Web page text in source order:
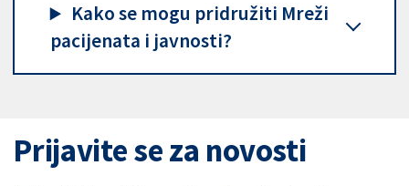
Kako se mogu pridružiti Mreži
pacijenata i javnosti?
Prijavite se za novosti